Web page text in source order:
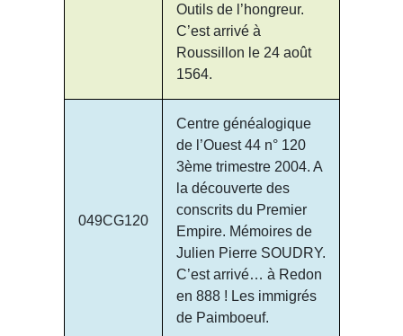
Outils de l’hongreur.
C’est arrivé à
Roussillon le 24 août
1564.
049CG120
Centre généalogique
de l’Ouest 44 n° 120
3ème trimestre 2004. A
la découverte des
conscrits du Premier
Empire. Mémoires de
Julien Pierre SOUDRY.
C’est arrivé… à Redon
en 888 ! Les immigrés
de Paimboeuf.